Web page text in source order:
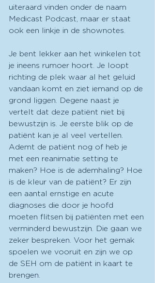
uiteraard vinden onder de naam
Medicast Podcast, maar er staat
ook een linkje in de shownotes.
Je bent lekker aan het winkelen tot
je ineens rumoer hoort. Je loopt
richting de plek waar al het geluid
vandaan komt en ziet iemand op de
grond liggen. Degene naast je
vertelt dat deze patiënt niet bij
bewustzijn is. Je eerste blik op de
patiënt kan je al veel vertellen.
Ademt de patiënt nog of heb je
met een reanimatie setting te
maken? Hoe is de ademhaling? Hoe
is de kleur van de patiënt? Er zijn
een aantal ernstige en acute
diagnoses die door je hoofd
moeten flitsen bij patiënten met een
verminderd bewustzijn. Die gaan we
zeker bespreken. Voor het gemak
spoelen we vooruit en zijn we op
de SEH om de patiënt in kaart te
brengen.